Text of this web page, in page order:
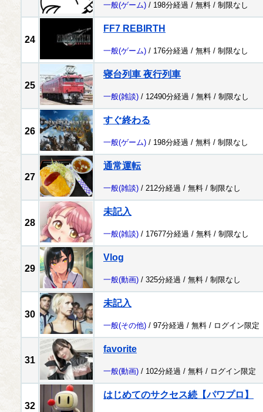
一般(ゲーム) / 198分経過 / 無料 / 制限なし
24
FF7 REBIRTH
一般(ゲーム) / 176分経過 / 無料 / 制限なし
25
寝台列車 夜行列車
一般(雑談) / 12490分経過 / 無料 / 制限なし
26
すぐ終わる
一般(ゲーム) / 198分経過 / 無料 / 制限なし
27
通常運転
一般(雑談) / 212分経過 / 無料 / 制限なし
28
未記入
一般(雑談) / 17677分経過 / 無料 / 制限なし
29
Vlog
一般(動画) / 325分経過 / 無料 / 制限なし
30
未記入
一般(その他) / 97分経過 / 無料 / ログイン限定
31
favorite
一般(動画) / 102分経過 / 無料 / ログイン限定
32
はじめてのサクセス続【パワプロ】